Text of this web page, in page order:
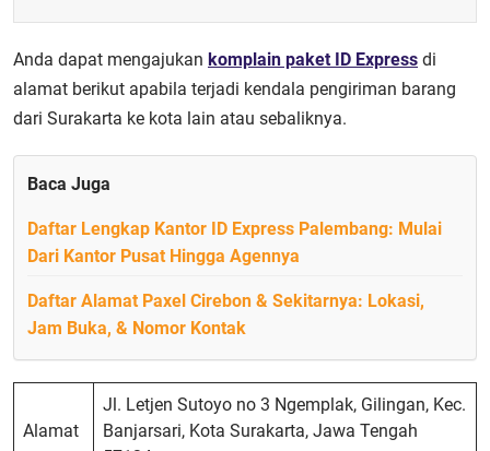
Anda dapat mengajukan komplain paket ID Express di
alamat berikut apabila terjadi kendala pengiriman barang
dari Surakarta ke kota lain atau sebaliknya.
Baca Juga
Daftar Lengkap Kantor ID Express Palembang: Mulai
Dari Kantor Pusat Hingga Agennya
Daftar Alamat Paxel Cirebon & Sekitarnya: Lokasi,
Jam Buka, & Nomor Kontak
Alamat
Jl. Letjen Sutoyo no 3 Ngemplak, Gilingan, Kec.
Banjarsari, Kota Surakarta, Jawa Tengah